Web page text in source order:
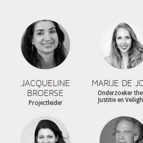
JACQUELINE
BROERSE
Projectleider
MARIJE DE
Onderzoeker
Justitie en